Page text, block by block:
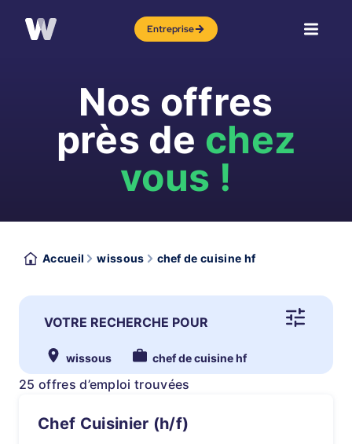
Entreprise
Nos offres
près de chez
vous !
Accueil wissous chef de cuisine hf
VOTRE RECHERCHE POUR
wissous chef de cuisine hf
25 offres d’emploi trouvées
Chef Cuisinier (h/f)